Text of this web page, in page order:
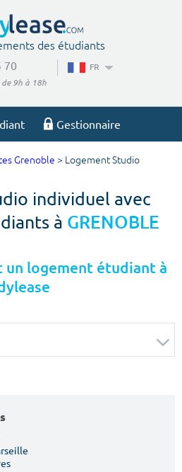
des étudiants
70
9h à 18h
FR
Gestionnaire
recherche
€
Budget max
m²
Grenoble > Logement Studio
individuel avec
à GRENOBLE
un logement étudiant à